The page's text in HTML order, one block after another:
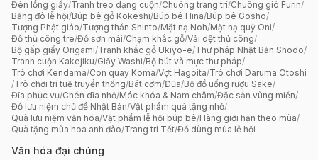
Đèn lồng giấy/Tranh treo dạng cuộn/Chuông trang trí/Chuông gió Furin/
Băng đô lễ hội/Búp bê gỗ Kokeshi/Búp bê Hina/Búp bê Gosho/
Tượng Phật giáo/Tượng thần Shinto/Mặt nạ Noh/Mặt nạ quỷ Oni/
Đồ thủ công tre/Đồ sơn mài/Chạm khắc gỗ/Vải dệt thủ công/
Bộ gấp giấy Origami/Tranh khắc gỗ Ukiyo-e/Thư pháp Nhật Bản Shodō/
Tranh cuộn Kakejiku/Giấy Washi/Bộ bút và mực thư pháp/
Trò chơi Kendama/Con quay Koma/Vợt Hagoita/Trò chơi Daruma Otoshi
/Trò chơi trí tuệ truyền thống/Bát cơm/Đũa/Bộ đồ uống rượu Sake/
Đĩa phục vụ/Chén dĩa nhỏ/Móc khóa & Nam châm/Đặc sản vùng miền/
Đồ lưu niệm chủ đề Nhật Bản/Vật phẩm quà tặng nhỏ/
Quà lưu niệm văn hóa/Vật phẩm lễ hội búp bê/Hàng giới hạn theo mùa/
Quà tặng mùa hoa anh đào/Trang trí Tết/Đồ dùng mùa lễ hội
Văn hóa đại chúng